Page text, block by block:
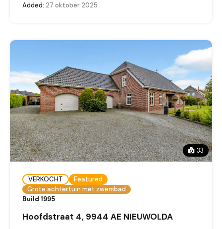
Added: 27 oktober 2025
33
VERKOCHT
Featured
Grote achtertuin met zwembad
Build 1995
Hoofdstraat 4, 9944 AE NIEUWOLDA